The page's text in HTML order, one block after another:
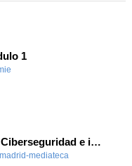
1
Aránzazu Herráez: Ciberseguridad e innovación: Protegiendo y transformando la vida digital
mediateca